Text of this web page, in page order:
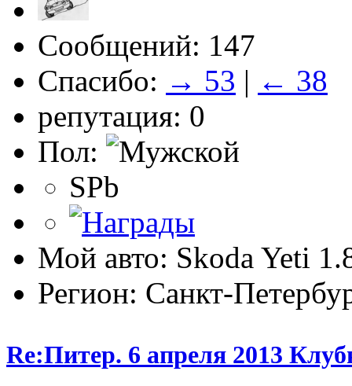
Сообщений: 147
Спасибо: → 53 | ← 38
репутация: 0
Пол:
SPb
Мой авто: Skoda Yeti
Регион: Санкт-
Re:Питер. 6 апреля 2013